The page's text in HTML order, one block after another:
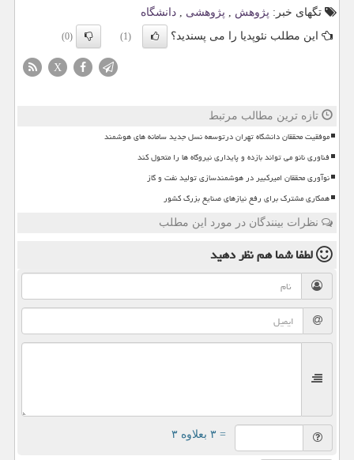
تگهای خبر: پژوهش , پژوهشی , دانشگاه
این مطلب نئوپدیا را می پسندید؟
(1)
(0)
X
تازه ترین مطالب مرتبط
موفقیت محققان دانشگاه تهران درتوسعه نسل جدید سامانه های هوشمند
فناوری نانو می تواند بازده و پایداری نیروگاه ها را متحول کند
نوآوری محققان امیرکبیر در هوشمندسازی تولید نفت و گاز
همکاری مشترک برای رفع نیازهای صنایع بزرگ کشور
نظرات بینندگان در مورد این مطلب
لطفا شما همنظر دهید
= ۳ بعلاوه ۳